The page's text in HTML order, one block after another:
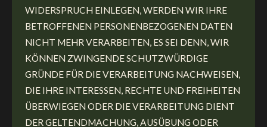
WIDERSPRUCH EINLEGEN, WERDEN WIR IHRE
BETROFFENEN PERSONENBEZOGENEN DATEN
NICHT MEHR VERARBEITEN, ES SEI DENN, WIR
KÖNNEN ZWINGENDE SCHUTZWÜRDIGE
GRÜNDE FÜR DIE VERARBEITUNG NACHWEISEN,
DIE IHRE INTERESSEN, RECHTE UND FREIHEITEN
ÜBERWIEGEN ODER DIE VERARBEITUNG DIENT
DER GELTENDMACHUNG, AUSÜBUNG ODER